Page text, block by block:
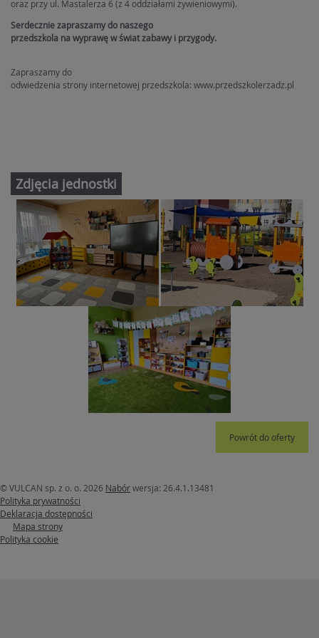
oraz przy ul. Mastalerza 6 (z 4 oddziałami żywieniowymi).
Serdecznie zapraszamy do naszego
przedszkola na wyprawę w świat zabawy i przygody.
Zapraszamy do
odwiedzenia strony internetowej przedszkola: www.przedszkolerzadz.pl
Zdjęcia jednostki
Powrót do oferty
© VULCAN sp. z o. o. 2026 Nabórwersja: 26.4.1.13481
Polityka prywatności
Deklaracja dostępności
Mapa strony
Polityka cookie